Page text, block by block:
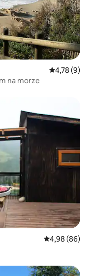
Średnia
4,78 (9)
na morze
Średnia
4,98 (86)